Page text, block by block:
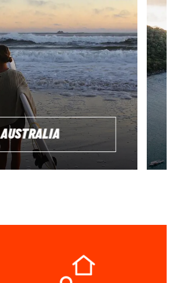
AUSTRALIA